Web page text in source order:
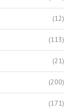
(12)
(113)
(21)
(200)
(171)